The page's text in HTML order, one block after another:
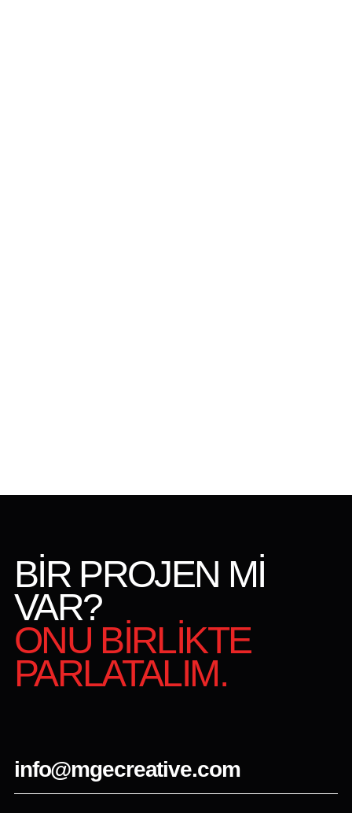
BİR PROJEN Mİ
VAR?
ONU BİRLİKTE
PARLATALIM.
info@mgecreative.com